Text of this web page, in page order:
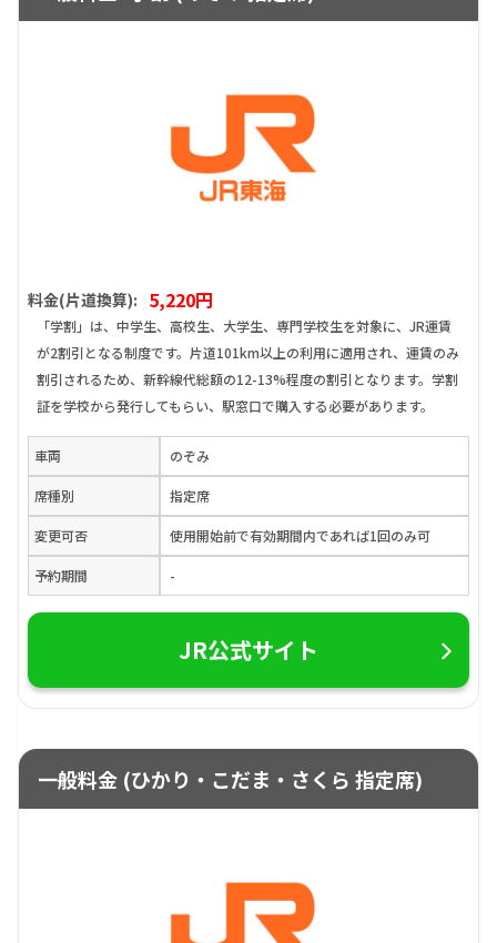
料金(片道換算): 5,220円
「学割」は、中学生、高校生、大学生、専門学校生を対象に、JR運賃
が2割引となる制度です。片道101km以上の利用に適用され、運賃のみ
割引されるため、新幹線代総額の12-13%程度の割引となります。学割
証を学校から発行してもらい、駅窓口で購入する必要があります。
車両 のぞみ
席種別 指定席
変更可否 使用開始前で有効期間内であれば1回のみ可
予約期間 -
JR公式サイト
一般料金 (ひかり・こだま・さくら 指定席)